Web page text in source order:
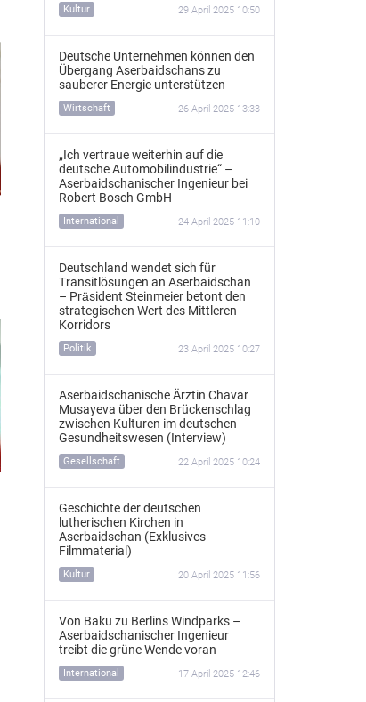
Kultur 29 April 2025 10:50
Deutsche Unternehmen können den
Übergang Aserbaidschans zu
sauberer Energie unterstützen
Wirtschaft 26 April 2025 13:33
„Ich vertraue weiterhin auf die
deutsche Automobilindustrie“ –
Aserbaidschanischer Ingenieur bei
Robert Bosch GmbH
International 24 April 2025 11:10
Deutschland wendet sich für
Transitlösungen an Aserbaidschan
– Präsident Steinmeier betont den
strategischen Wert des Mittleren
Korridors
Politik 23 April 2025 10:27
Aserbaidschanische Ärztin Chavar
Musayeva über den Brückenschlag
zwischen Kulturen im deutschen
Gesundheitswesen (Interview)
Gesellschaft 22 April 2025 10:24
Geschichte der deutschen
lutherischen Kirchen in
Aserbaidschan (Exklusives
Filmmaterial)
Kultur 20 April 2025 11:56
Von Baku zu Berlins Windparks –
Aserbaidschanischer Ingenieur
treibt die grüne Wende voran
International 17 April 2025 12:46